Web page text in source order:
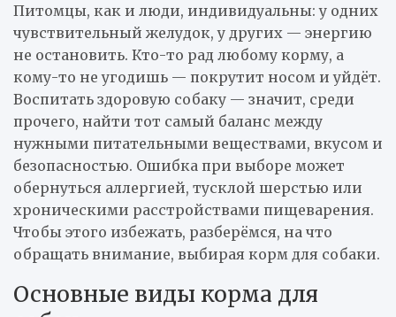
Питомцы, как и люди, индивидуальны: у одних
чувствительный желудок, у других — энергию
не остановить. Кто-то рад любому корму, а
кому-то не угодишь — покрутит носом и уйдёт.
Воспитать здоровую собаку — значит, среди
прочего, найти тот самый баланс между
нужными питательными веществами, вкусом и
безопасностью. Ошибка при выборе может
обернуться аллергией, тусклой шерстью или
хроническими расстройствами пищеварения.
Чтобы этого избежать, разберёмся, на что
обращать внимание, выбирая корм для собаки.
Основные виды корма для